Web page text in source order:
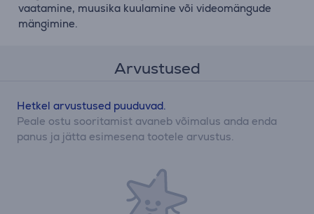
vaatamine, muusika kuulamine või videomängude
mängimine.
Arvustused
Hetkel arvustused puuduvad.
Peale ostu sooritamist avaneb võimalus anda enda
panus ja jätta esimesena tootele arvustus.